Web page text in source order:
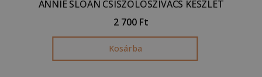
ANNIE SLOAN CSISZOLÓSZIVACS KÉSZLET
2 700 Ft
Kosárba